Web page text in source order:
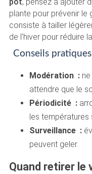
plante pour prévenir le
consiste à tailler
de l’hiver pour réduire
Conseils
Modération :ne
attendre que le
Périodicité :
les
Surveillance :
peuvent geler.
Quand retirer le